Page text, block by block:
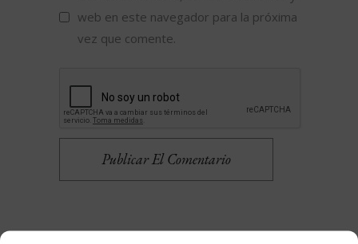
web en este navegador para la próxima
vez que comente.
Publicar El Comentario